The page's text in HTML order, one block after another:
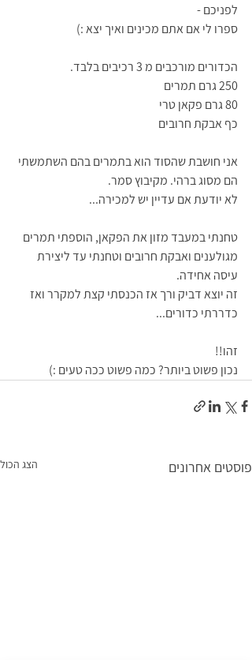
לפניכם -
ספרו לי אם אתם מכינים ואיך יצא :)
הכדורים מורכבים מ 3 רכיבים בלבד.
250 גרם תמרים
80 גרם פקאן טרי
כף אבקת חרובים
אני חושבת שהסוד הוא בתמרים בהם השתמשתי
הם מסוג ברהי. מקיבוץ סמר.
לא יודעת אם עדיין יש למכירה...
טחנתי במעבד מזון את הפקאן, הוספתי תמרים
מגולענים ואבקת חרובים וטחנתי עד ליצירת
עיסה אחידה.
זה יוצא דביק ורך אז הכנסתי קצת למקרר ואז
כדררתי כדורים...
זהו!!
נכון פשוט ביותר? כמה פשוט ככה טעים :)
פוסטים אחרונים הצג הכול